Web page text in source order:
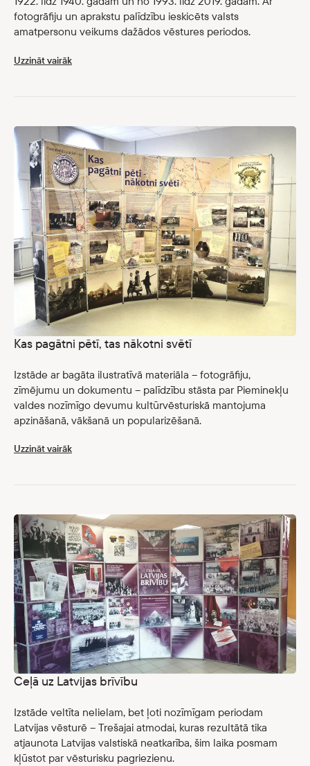
fotogrāfiju un aprakstu palīdzību ieskicēts valsts
amatpersonu veikums dažādos vēstures periodos.
Uzzināt vairāk
Kas pagātni pētī, tas nākotni svētī
Izstāde ar bagāta ilustratīvā materiāla – fotogrāfiju,
zīmējumu un dokumentu – palīdzību stāsta par Pieminekļu
valdes nozīmīgo devumu kultūrvēsturiskā mantojuma
apzināšanā, vākšanā un popularizēšanā.
Uzzināt vairāk
Ceļā uz Latvijas brīvību
Izstāde veltīta nelielam, bet ļoti nozīmīgam periodam
Latvijas vēsturē – Trešajai atmodai, kuras rezultātā tika
atjaunota Latvijas valstiskā neatkarība, šim laika posmam
kļūstot par vēsturisku pagriezienu.